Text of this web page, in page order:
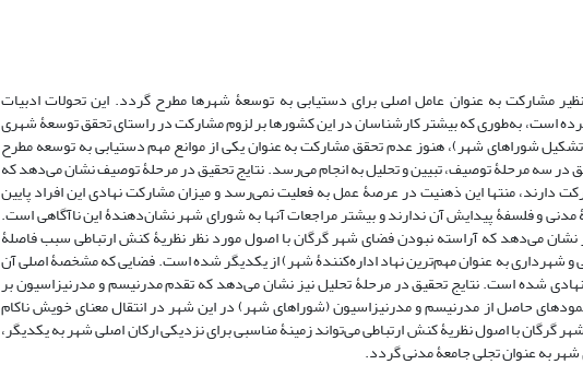
مشارکت به عنوان عامل اصلی برای دستیابی به توسعۀ شهرها مطرح گردد. این تحولات ادبیات
است، به‌طوری که بیشتر کارشناسان در این کشورها بر لزوم مشارکت در راستای تحقق توسعۀ شهری
شوراهای شهر)، هنوز عدم تحقق مشارکت به عنوان یکی از موانع مهم دستیابی به توسعه مطرح
سه مرحلۀ توصیف، تبیین و تحلیل به انجام می‌رسد. نتایج تحقیق در مرحلۀ توصیف نشان می‌دهد که
دارند، منتها این ذهنیت در عرصۀ عمل به فعلیت نمی‌رسد و میزان مشارکت نهادی این افراد پایین
و فلسفۀ پیدایش آن ندارند و بیشتر مراجعات آنها به شورای شهر نشان‌دهندۀ این ناآگاهی است.
نشان می‌دهد که آراسته نبودن فضای شهر گرگان با اصول مورد نظر نظریۀ کنش ارتباطی سبب فاصلۀ
و شهرداری به عنوان مهم‌ترین نهاد اداره‌کنندۀ شهر) از یکدیگر شده است. فضایی که مشخصۀ اصلی آن
شده است. نتایج تحقیق در مرحلۀ تحلیل نیز نشان می‌دهد که تقدم مدرنیسم و مدرنیزاسیون بر
حاصل از مدرنیسم و مدرنیزاسیون (شوراهای شهر) در این شهر در انتقال معنای خویش ناکام
با اصول نظریۀ کنش ارتباطی می‌تواند زمینۀ مناسبی برای نزدیکی ارکان اصلی شهر به یکدیگر،
به عنوان تجلی جامعۀ مدنی گردد.